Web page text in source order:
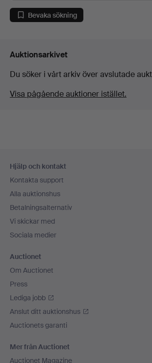
Bevaka sökning
Auktionsarkivet
Du söker i vårt arkiv över avslutade
Visa pågående auktioner istället.
Hjälp och kontakt
Kontakta support
Alla auktionshus
Betalningsalternativ
Vi skickar med
Sociala medier
Auctionet
Om Auctionet
Press
Lediga jobb
Anslut ditt auktionshus
Auctionets garanti
Mer från Auctionet
Auctionet Magazine